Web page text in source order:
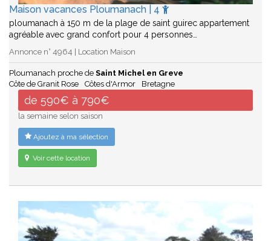
Maison vacances Ploumanach | 4
ploumanach à 150 m de la plage de saint guirec appartement
agréable avec grand confort pour 4 personnes…
Annonce n° 4964 | Location Maison
Ploumanach proche de Saint Michel en Greve
Côte de Granit Rose
Côtes d'Armor Bretagne
de 590€ à 790€
la semaine selon saison
Ajoutez à ma sélection
Voir cette location